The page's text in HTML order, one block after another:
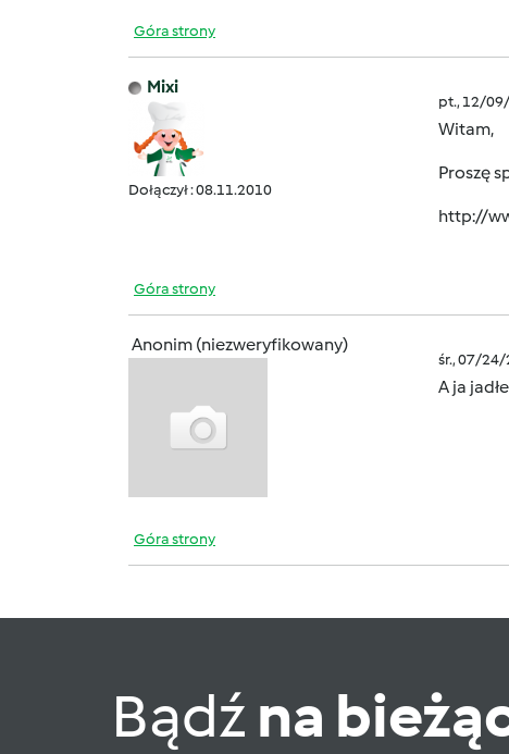
Góra strony
Mixi
Dołączył : 08.11.2010
pt., 12/
Witam,
Proszę
http://
Góra strony
Anonim (niezweryfikowany)
śr., 07/24/
A ja
Góra strony
Bądź na